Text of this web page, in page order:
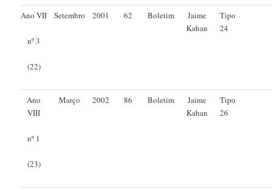
Ano VII
nº 3
(22)
Setembro 2001 62 Boletim
Jaime
Kahan
Tipo
24
Ano
VIII
nº 1
(23)
Março 2002 86 Boletim
Jaime
Kahan
Tipo
26